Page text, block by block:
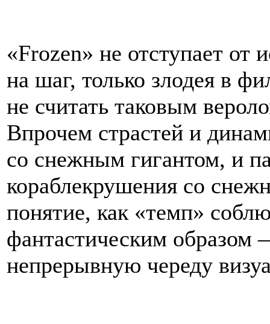
«Frozen» не отступает от
на шаг, только злодея в
не считать таковым
Впрочем страстей и
со снежным гигантом, и
кораблекрушения со
понятие, как «темп»
фантастическим образом
непрерывную череду